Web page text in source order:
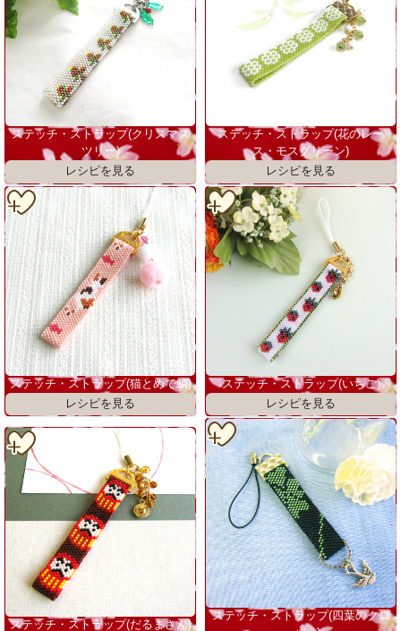
ステッチ・ストラップ(クリスマス
ツリー)
ステッチ・ストラップ(花のレー
ス・モスグリーン)
ステッチ・ストラップ(猫とめで鯛) ステッチ・ストラップ(いちご)
ステッチ・ストラップ(だるまさん)
ステッチ・ストラップ(四葉のクロ